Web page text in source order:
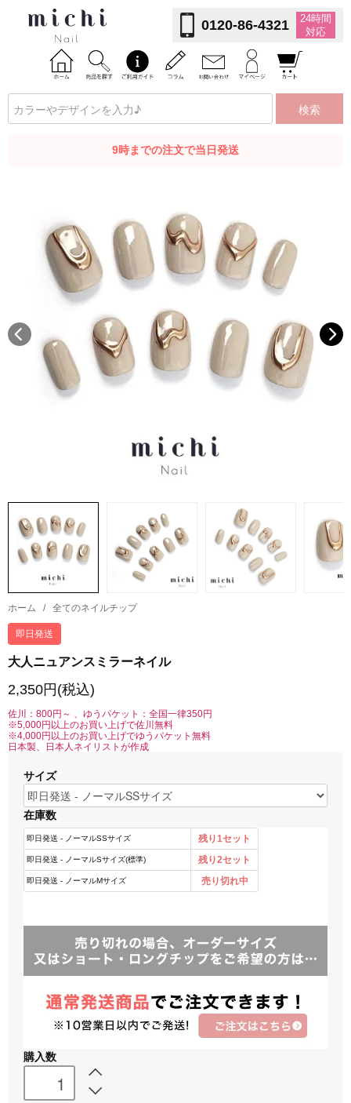
0120-86-4321
24時間
対応
検索
9時までの注文で当日発送
ホーム / 全てのネイルチップ
即日発送
大人ニュアンスミラーネイル
2,350円(税込)
佐川：800円～ 、ゆうパケット：全国一律350円
※5,000円以上のお買い上げで佐川無料
※4,000円以上のお買い上げでゆうパケット無料
日本製、日本人ネイリストが作成
サイズ
在庫数
購入数